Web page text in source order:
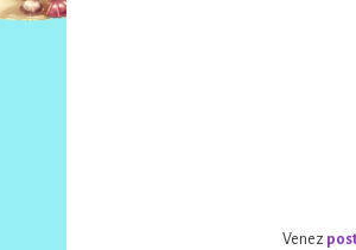
Venez